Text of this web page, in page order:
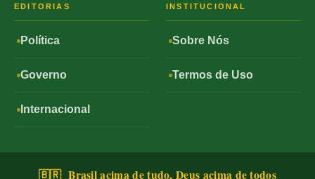
EDITORIAS
Política
Governo
Internacional
INSTITUCIONAL
Sobre Nós
Termos de Uso
🇧🇷 Brasil acima de tudo, Deus acima de todos